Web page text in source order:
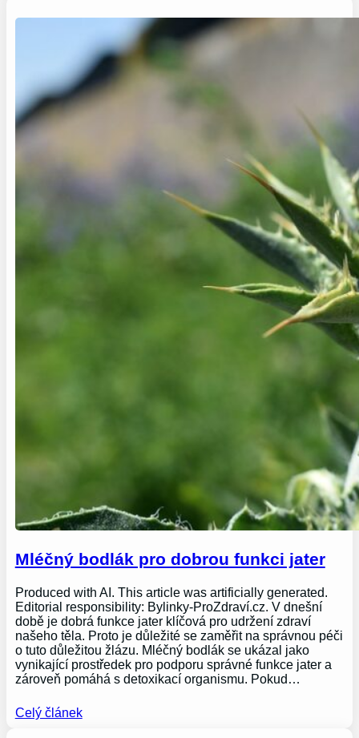
Mléčný bodlák pro dobrou funkci jater
Produced with AI. This article was artificially generated.
Editorial responsibility: Bylinky-ProZdraví.cz. V dnešní
době je dobrá funkce jater klíčová pro udržení zdraví
našeho těla. Proto je důležité se zaměřit na správnou péči
o tuto důležitou žlázu. Mléčný bodlák se ukázal jako
vynikající prostředek pro podporu správné funkce jater a
zároveň pomáhá s detoxikací organismu. Pokud…
Celý článek